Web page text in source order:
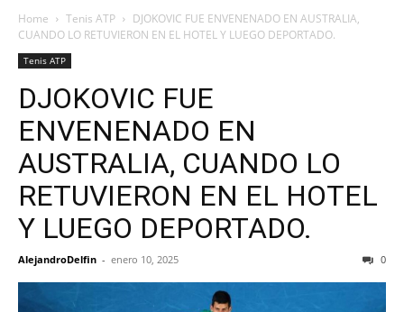
Home Tenis ATP
DJOKOVIC FUE ENVENENADO EN AUSTRALIA,
CUANDO LO RETUVIERON EN EL HOTEL Y LUEGO DEPORTADO.
Tenis ATP
DJOKOVIC FUE
ENVENENADO EN
AUSTRALIA, CUANDO LO
RETUVIERON EN EL HOTEL
Y LUEGO DEPORTADO.
AlejandroDelfin - enero 10, 2025 0